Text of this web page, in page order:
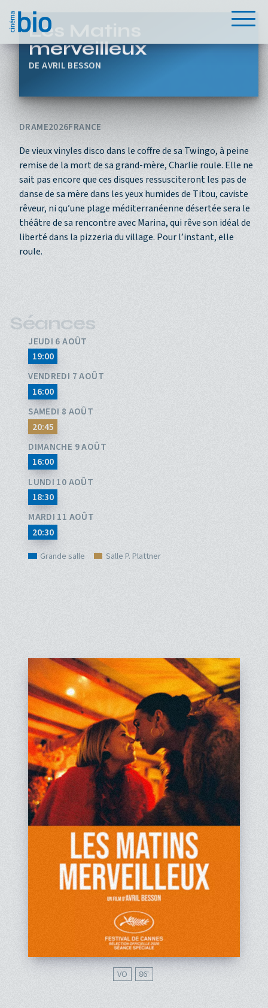
Les Matins
merveilleux
AVRIL BESSON
DRAME2026FRANCE
De vieux vinyles disco dans le coffre de sa Twingo, à peine
remise de la mort de sa grand-mère, Charlie roule. Elle ne
sait pas encore que ces disques ressusciteront les pas de
danse de sa mère dans les yeux humides de Titou, caviste
rêveur, ni qu’une plage méditerranéenne désertée sera le
théâtre de sa rencontre avec Marina, qui rêve son idéal de
liberté dans la pizzeria du village. Pour l’instant, elle
roule.
Séances
JEUDI 6 AOÛT
19:00
VENDREDI 7 AOÛT
16:00
SAMEDI 8 AOÛT
20:45
DIMANCHE 9 AOÛT
16:00
LUNDI 10 AOÛT
18:30
MARDI 11 AOÛT
20:30
Grande salle Salle P. Plattner
VO 86'